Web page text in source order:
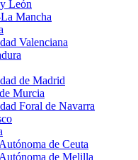
León
Mancha
Valenciana
de Madrid
Murcia
Foral de Navarra
de Ceuta
de Melilla